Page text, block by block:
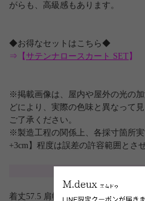
がらも、高級感もあります。
◆お得なセットはこちら◆
⇒【 サテンナロースカート SET 】
※掲載画像は、屋内や屋外の光の
どにより、実際の色味と異なって
ご了承ください。
※製造工程の関係上、各採寸箇所
+3cm】程度は誤差の許容範囲とさ
着丈57.5 肩幅41 バスト92